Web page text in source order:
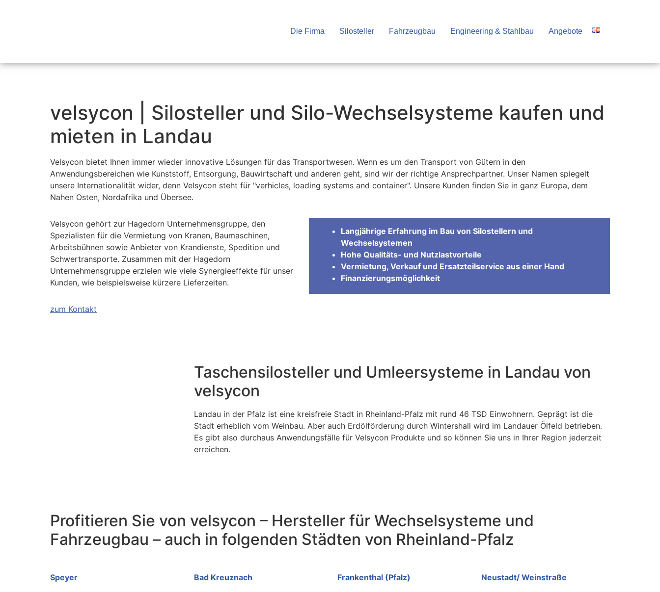
Die Firma Silosteller Fahrzeugbau Engineering & Stahlbau Angebote
velsycon | Silosteller und Silo-Wechselsysteme kaufen und
mieten in Landau
Velsycon bietet Ihnen immer wieder innovative Lösungen für das Transportwesen. Wenn es um den Transport von Gütern in den
Anwendungsbereichen wie Kunststoff, Entsorgung, Bauwirtschaft und anderen geht, sind wir der richtige Ansprechpartner. Unser Namen spiegelt
unsere Internationalität wider, denn Velsycon steht für "verhicles, loading systems and container". Unsere Kunden finden Sie in ganz Europa, dem
Nahen Osten, Nordafrika und Übersee.
Velsycon gehört zur Hagedorn Unternehmensgruppe, den
Spezialisten für die Vermietung von Kranen, Baumaschinen,
Arbeitsbühnen sowie Anbieter von Krandienste, Spedition und
Schwertransporte. Zusammen mit der Hagedorn
Unternehmensgruppe erzielen wie viele Synergieeffekte für unser
Kunden, wie beispielsweise kürzere Lieferzeiten.
zum Kontakt
Langjährige Erfahrung im Bau von Silostellern und
Wechselsystemen
Hohe Qualitäts- und Nutzlastvorteile
Vermietung, Verkauf und Ersatzteilservice aus einer Hand
Finanzierungsmöglichkeit
Taschensilosteller und Umleersysteme in Landau von
velsycon
Landau in der Pfalz ist eine kreisfreie Stadt in Rheinland-Pfalz mit rund 46 TSD Einwohnern. Geprägt ist die
Stadt erheblich vom Weinbau. Aber auch Erdölförderung durch Wintershall wird im Landauer Ölfeld betrieben.
Es gibt also durchaus Anwendungsfälle für Velsycon Produkte und so können Sie uns in Ihrer Region jederzeit
erreichen.
Profitieren Sie von velsycon – Hersteller für Wechselsysteme und
Fahrzeugbau – auch in folgenden Städten von Rheinland-Pfalz
Speyer Bad Kreuznach Frankenthal (Pfalz) Neustadt/ Weinstraße